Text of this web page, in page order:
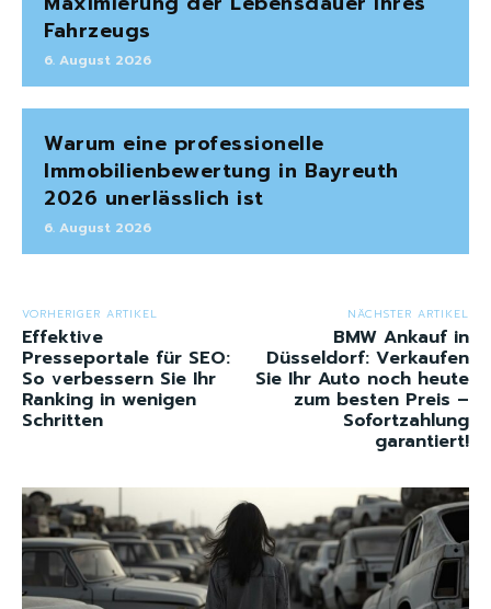
Fahrzeugs
6. August 2026
Warum eine professionelle
Immobilienbewertung in Bayreuth
2026 unerlässlich ist
6. August 2026
VORHERIGER ARTIKEL
Effektive
Presseportale für SEO:
So verbessern Sie Ihr
Ranking in wenigen
Schritten
NÄCHSTER ARTIKEL
BMW Ankauf in
Düsseldorf: Verkaufen
Sie Ihr Auto noch heute
zum besten Preis –
Sofortzahlung
garantiert!